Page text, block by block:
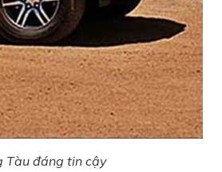
Tàu đáng tin cậy